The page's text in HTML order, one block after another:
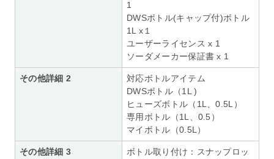
1
DWSボトル(キャップ付)ボトル
1L x１
ユーザーライセンス x 1
ソーダメーカー保証書 x 1
その他詳細 2
対応ボトルアイテム
DWSボトル（1L )
ヒューズボトル（1L、0.5L）
専用ボトル（1L、0.5）
マイボトル（0.5L）
その他詳細 3
ボトル取り付け：スナップロッ